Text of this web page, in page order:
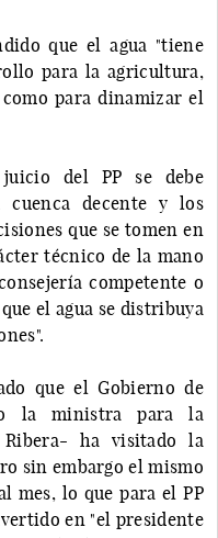
que el agua "tiene
para la agricultura,
para dinamizar el
del PP se debe
decente y los
que se tomen en
técnico de la mano
competente o
el agua se distribuya
que el Gobierno de
la ministra para la
Ribera- ha visitado la
sin embargo el mismo
mes, lo que para el PP
en "el presidente